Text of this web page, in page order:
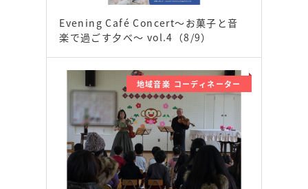
Evening Café Concert〜お菓子と音
楽で過ごす夕べ〜 vol.4（8/9）
地域音楽 コーディネーター